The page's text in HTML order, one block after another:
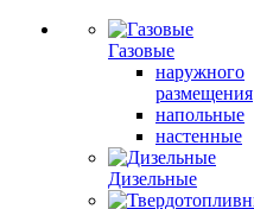
Газовые
наружного
размещения
напольные
настенные
Дизельные